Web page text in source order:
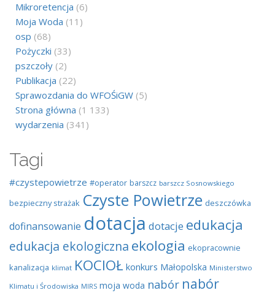
Mikroretencja (6)
Moja Woda (11)
osp (68)
Pożyczki (33)
pszczoły (2)
Publikacja (22)
Sprawozdania do WFOŚiGW (5)
Strona główna (1 133)
wydarzenia (341)
Tagi
#czystepowietrze #operator barszcz barszcz Sosnowskiego
bezpieczny strażak Czyste Powietrze deszczówka
dofinansowanie dotacja dotacje edukacja
edukacja ekologiczna ekologia ekopracownie
kanalizacja klimat KOCIOŁ konkurs Małopolska Ministerstwo
Klimatu i Środowiska MIRS moja woda nabór nabór